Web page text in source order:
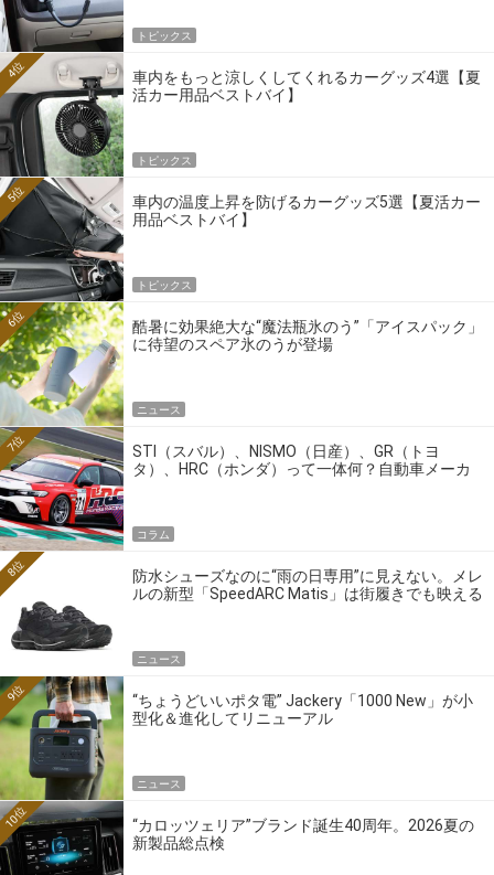
トピックス
車内をもっと涼しくしてくれるカーグッズ4選【夏
活カー用品ベストバイ】
4位
トピックス
車内の温度上昇を防げるカーグッズ5選【夏活カー
用品ベストバイ】
5位
トピックス
酷暑に効果絶大な“魔法瓶氷のう”「アイスパック」
に待望のスペア氷のうが登場
6位
ニュース
STI（スバル）、NISMO（日産）、GR（トヨ
タ）、HRC（ホンダ）って一体何？自動車メーカ
7位
コラム
防水シューズなのに“雨の日専用”に見えない。メレ
ルの新型「SpeedARC Matis」は街履きでも映える
8位
ニュース
“ちょうどいいポタ電” Jackery「1000 New」が小
型化＆進化してリニューアル
9位
ニュース
“カロッツェリア”ブランド誕生40周年。2026夏の
新製品総点検
10位